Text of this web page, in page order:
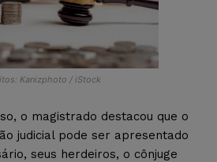
Kanizphoto / iStock
o magistrado destacou que o
judicial pode ser apresentado
seus herdeiros, o cônjuge